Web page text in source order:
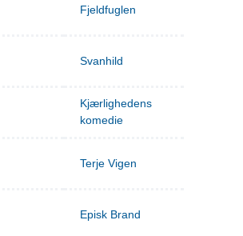
Fjeldfuglen
Svanhild
Kjærlighedens
komedie
Terje Vigen
Episk Brand